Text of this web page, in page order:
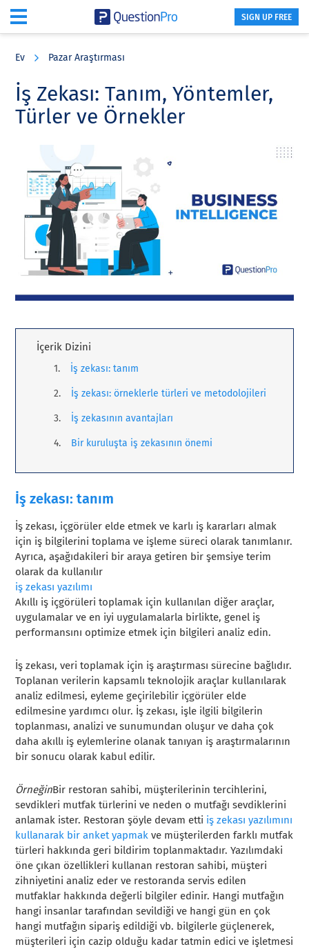
content
sidebar
SIGN UP FREE
Ev Pazar Araştırması
İş Zekası: Tanım, Yöntemler,
Türler ve Örnekler
İçerik Dizini
İş zekası: tanım
İş zekası: örneklerle türleri ve metodolojileri
İş zekasının avantajları
Bir kuruluşta iş zekasının önemi
İş zekası: tanım
İş zekası, içgörüler elde etmek ve karlı iş kararları almak
için iş bilgilerini toplama ve işleme süreci olarak tanımlanır.
Ayrıca, aşağıdakileri bir araya getiren bir şemsiye terim
olarak da kullanılır
iş zekası yazılımı
Akıllı iş içgörüleri toplamak için kullanılan diğer araçlar,
uygulamalar ve en iyi uygulamalarla birlikte, genel iş
performansını optimize etmek için bilgileri analiz edin.
İş zekası, veri toplamak için iş araştırması sürecine bağlıdır.
Toplanan verilerin kapsamlı teknolojik araçlar kullanılarak
analiz edilmesi, eyleme geçirilebilir içgörüler elde
edilmesine yardımcı olur. İş zekası, işle ilgili bilgilerin
toplanması, analizi ve sunumundan oluşur ve daha çok
daha akıllı iş eylemlerine olanak tanıyan iş araştırmalarının
bir sonucu olarak kabul edilir.
ÖrneğinBir restoran sahibi, müşterilerinin tercihlerini,
sevdikleri mutfak türlerini ve neden o mutfağı sevdiklerini
anlamak ister. Restoran şöyle devam etti iş zekası yazılımını
kullanarak bir anket yapmak ve müşterilerden farklı mutfak
türleri hakkında geri bildirim toplanmaktadır. Yazılımdaki
öne çıkan özellikleri kullanan restoran sahibi, müşteri
zihniyetini analiz eder ve restoranda servis edilen
mutfaklar hakkında değerli bilgiler edinir. Hangi mutfağın
hangi insanlar tarafından sevildiği ve hangi gün en çok
hangi mutfağın sipariş edildiği vb. bilgilerle güçlenerek,
müşterileri için cazip olduğu kadar tatmin edici ve işletmesi